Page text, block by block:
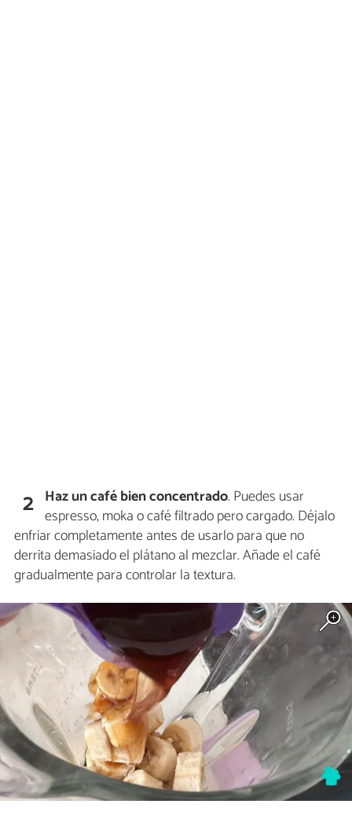
2 Haz un café bien concentrado. Puedes usar
espresso, moka o café filtrado pero cargado. Déjalo
enfriar completamente antes de usarlo para que no
derrita demasiado el plátano al mezclar. Añade el café
gradualmente para controlar la textura.